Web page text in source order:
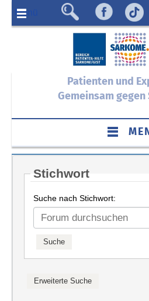
Menü
Patienten und
Gemeinsam gegen
Stichwort
Suche nach Stichwort: